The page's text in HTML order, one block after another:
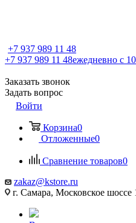
+7 937 989 11 48
+7 937 989 11 48ежедневно с
Заказать звонок
Задать вопрос
Войти
Корзина0
Отложенные0
Сравнение товаров0
zakaz@kstore.ru
г. Самара, Московское